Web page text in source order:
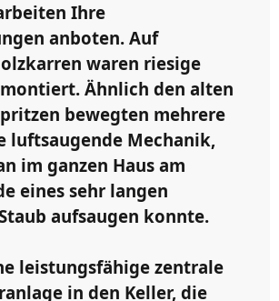
Ihre
anboten. Auf
waren riesige
Ähnlich den alten
bewegten mehrere
luftsaugende Mechanik,
im ganzen Haus am
eines sehr langen
aufsaugen konnte.
leistungsfähige zentrale
in den Keller, die